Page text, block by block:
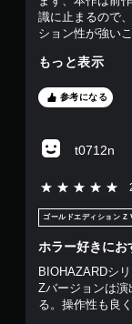
識に止まるので
ション性が強い
ームとされてい
い方だと思いま
それは、本作が
名かと思います
ークさん、商品
ゃん、SF映画か
など、魅力的な
でダメです)。彼
でプレイできま
景色という設定
ームとしては丁
もっと表示
参考になる
t0712n
5段階評価の5
ゴールドエディション Z
ホラー好きにお
BIOHAZARDシ
Zバージョンは
る。操作性も良